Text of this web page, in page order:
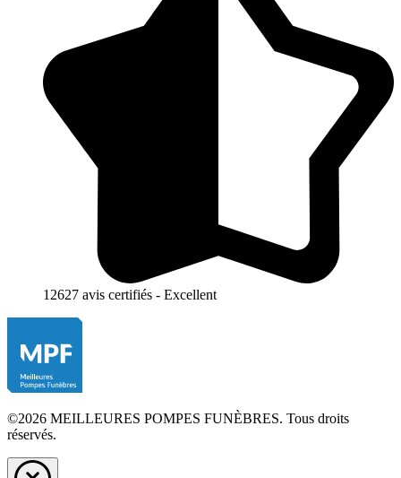
12627 avis certifiés - Excellent
©2026 MEILLEURES POMPES FUNÈBRES. Tous droits
réservés.